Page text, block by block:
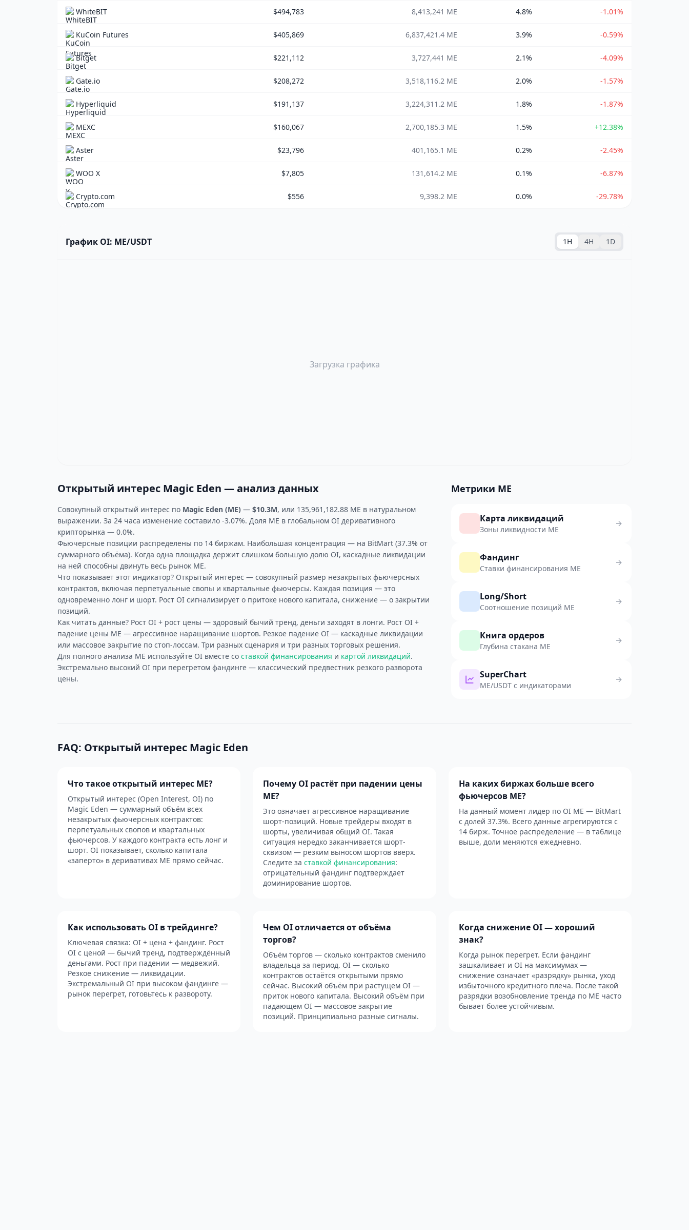
WhiteBIT $494,783 8,413,241 ME 4.8% -1.01%
KuCoin Futures $405,869 6,837,421.4 ME 3.9% -0.59%
Bitget $221,112 3,727,441 ME 2.1% -4.09%
Gate.io $208,272 3,518,116.2 ME 2.0% -1.57%
Hyperliquid $191,137 3,224,311.2 ME 1.8% -1.87%
MEXC $160,067 2,700,185.3 ME 1.5% +12.38%
Aster $23,796 401,165.1 ME 0.2% -2.45%
WOO X $7,805 131,614.2 ME 0.1% -6.87%
Crypto.com $556 9,398.2 ME 0.0% -29.78%
График OI: ME/USDT 1H 4H 1D
Загрузка графика
Открытый интерес Magic Eden — анализ данных
Совокупный открытый интерес по Magic Eden (ME) — $10.3M, или 135,961,182.88 ME в натуральном
выражении. За 24 часа изменение составило -3.07%. Доля ME в глобальном OI деривативного
крипторынка — 0.0%.
Фьючерсные позиции распределены по 14 биржам. Наибольшая концентрация — на BitMart (37.3% от
суммарного объёма). Когда одна площадка держит слишком большую долю OI, каскадные ликвидации
на ней способны двинуть весь рынок ME.
Что показывает этот индикатор? Открытый интерес — совокупный размер незакрытых фьючерсных
контрактов, включая перпетуальные свопы и квартальные фьючерсы. Каждая позиция — это
одновременно лонг и шорт. Рост OI сигнализирует о притоке нового капитала, снижение — о закрытии
позиций.
Как читать данные? Рост OI + рост цены — здоровый бычий тренд, деньги заходят в лонги. Рост OI +
падение цены ME — агрессивное наращивание шортов. Резкое падение OI — каскадные ликвидации
или массовое закрытие по стоп-лоссам. Три разных сценария и три разных торговых решения.
Для полного анализа ME используйте OI вместе со ставкой финансирования и картой ликвидаций.
Экстремально высокий OI при перегретом фандинге — классический предвестник резкого разворота
цены.
Метрики ME
Карта ликвидаций
Зоны ликвидности ME
Фандинг
Ставки финансирования ME
Long/Short
Соотношение позиций ME
Книга ордеров
Глубина стакана ME
SuperChart
ME/USDT с индикаторами
FAQ: Открытый интерес Magic Eden
Что такое открытый интерес ME?
Открытый интерес (Open Interest, OI) по
Magic Eden — суммарный объём всех
незакрытых фьючерсных контрактов:
перпетуальных свопов и квартальных
фьючерсов. У каждого контракта есть лонг и
шорт. OI показывает, сколько капитала
«заперто» в деривативах ME прямо сейчас.
Почему OI растёт при падении цены
ME?
Это означает агрессивное наращивание
шорт-позиций. Новые трейдеры входят в
шорты, увеличивая общий OI. Такая
ситуация нередко заканчивается шорт-
сквизом — резким выносом шортов вверх.
Следите заставкой финансирования:
отрицательный фандинг подтверждает
доминирование шортов.
На каких биржах больше всего
фьючерсов ME?
На данный момент лидер по OI ME — BitMart
с долей 37.3%. Всего данные агрегируются с
14 бирж. Точное распределение — в таблице
выше, доли меняются ежедневно.
Как использовать OI в трейдинге?
Ключевая связка: OI + цена + фандинг. Рост
OI с ценой — бычий тренд, подтверждённый
деньгами. Рост при падении — медвежий.
Резкое снижение — ликвидации.
Экстремальный OI при высоком фандинге —
рынок перегрет, готовьтесь к развороту.
Чем OI отличается от объёма
торгов?
Объём торгов — сколько контрактов сменило
владельца за период. OI — сколько
контрактов остаётся открытыми прямо
сейчас. Высокий объём при растущем OI —
приток нового капитала. Высокий объём при
падающем OI — массовое закрытие
позиций. Принципиально разные сигналы.
Когда снижение OI — хороший
знак?
Когда рынок перегрет. Если фандинг
зашкаливает и OI на максимумах —
снижение означает «разрядку» рынка, уход
избыточного кредитного плеча. После такой
разрядки возобновление тренда по ME часто
бывает более устойчивым.